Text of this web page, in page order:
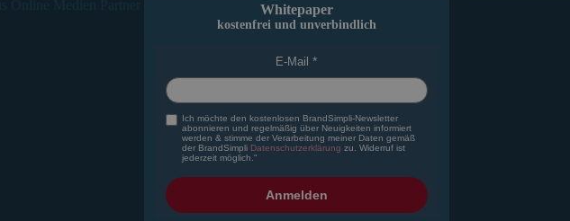
Whitepaper
kostenfrei und unverbindlich
E-Mail
Ich möchte den kostenlosen BrandSimpli-Newsletter
abonnieren und regelmäßig über Neuigkeiten informiert
werden & stimme der Verarbeitung meiner Daten gemäß
der BrandSimpli Datenschutzerklärung zu. Widerruf ist
jederzeit möglich."
Anmelden